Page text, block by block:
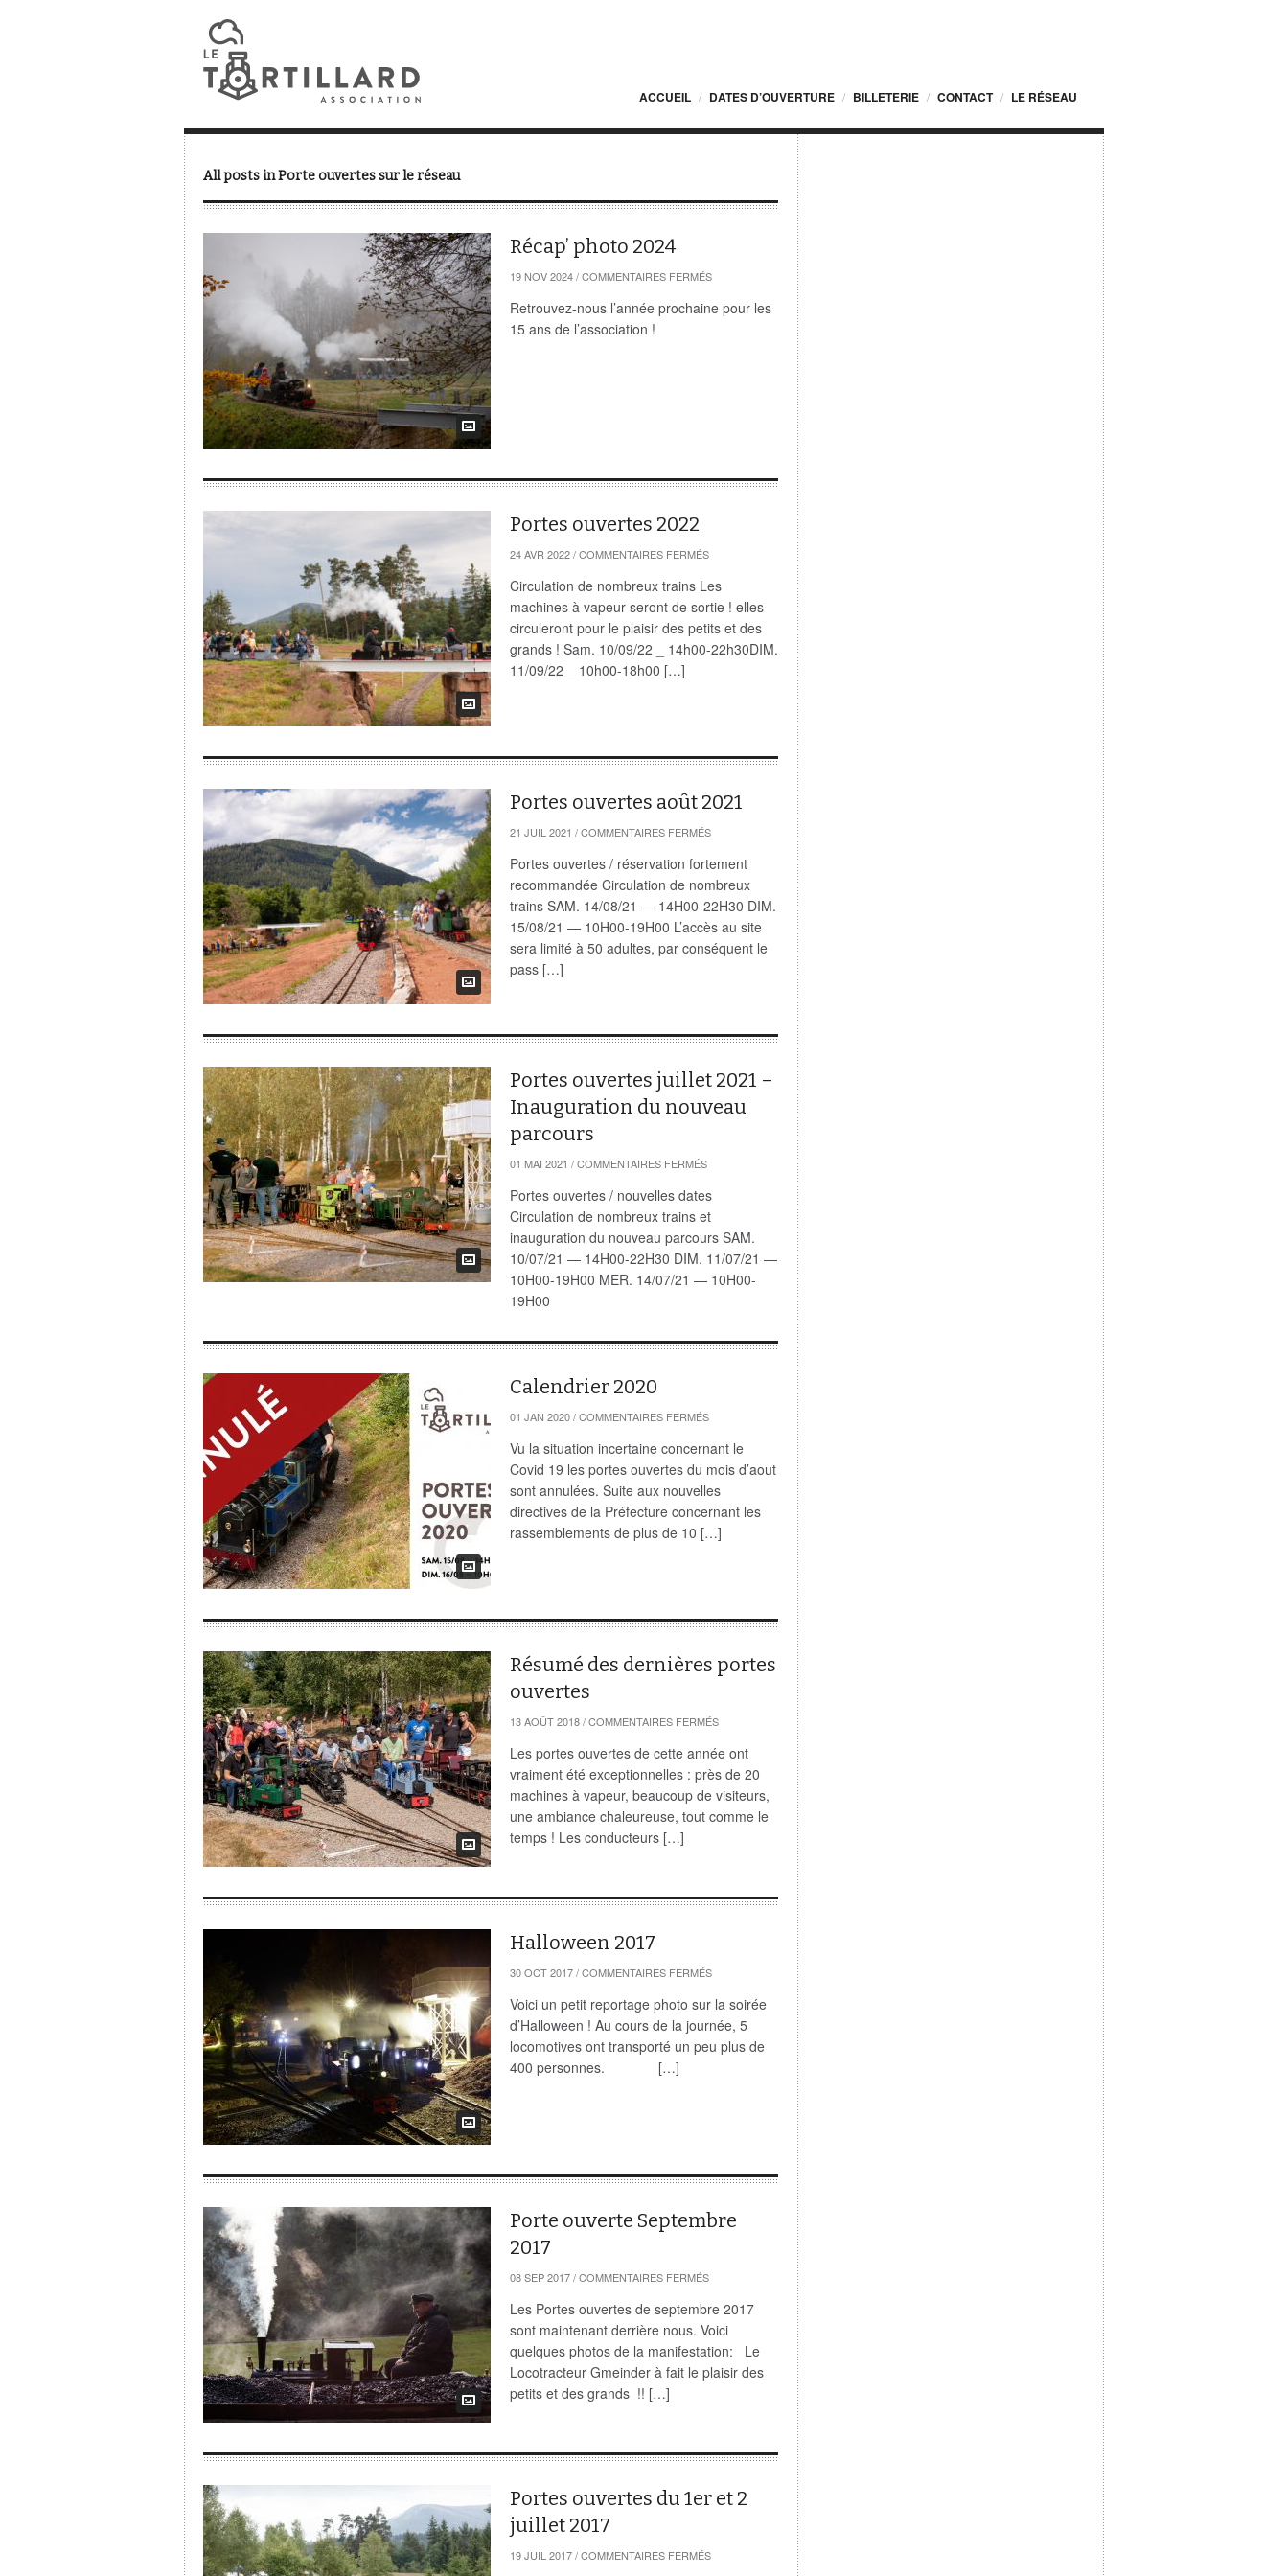
ACCUEIL DATES D’OUVERTURE BILLETERIE CONTACT LE RÉSEAU
All posts in Porte ouvertes sur le réseau
Récap’ photo 2024
19 NOV 2024/COMMENTAIRES FERMÉSSUR
2024
Retrouvez-nous l’année prochaine pour les
15 ans de l’association !
Portes ouvertes 2022
24 AVR 2022/COMMENTAIRES FERMÉSSUR
2022
Circulation de nombreux trains Les
machines à vapeur seront de sortie ! elles
circuleront pour le plaisir des petits et des
grands ! Sam. 10/09/22 _ 14h00-22h30DIM.
11/09/22 _ 10h00-18h00 […]
Portes ouvertes août 2021
21 JUIL 2021 /COMMENTAIRES FERMÉSSUR
OUVERTES
AOÛT
2021
Portes ouvertes / réservation fortement
recommandée Circulation de nombreux
trains SAM. 14/08/21 — 14H00-22H30 DIM.
15/08/21 — 10H00-19H00 L’accès au site
sera limité à 50 adultes, par conséquent le
pass […]
Portes ouvertes juillet 2021 –
Inauguration du nouveau
parcours
01 MAI 2021 /COMMENTAIRES FERMÉSSUR
JUILLET
2021
INAUGURATION
DU
PARCOURS
Portes ouvertes / nouvelles dates
Circulation de nombreux trains et
inauguration du nouveau parcours SAM.
10/07/21 — 14H00-22H30 DIM. 11/07/21 —
10H00-19H00 MER. 14/07/21 — 10H00-
19H00
Calendrier 2020
01 JAN 2020/COMMENTAIRES FERMÉSSUR
2020
Vu la situation incertaine concernant le
Covid 19 les portes ouvertes du mois d’aout
sont annulées. Suite aux nouvelles
directives de la Préfecture concernant les
rassemblements de plus de 10 […]
Résumé des dernières portes
ouvertes
13 AOÛT 2018/COMMENTAIRES FERMÉSSUR
DERNIÈRES
PORTES
Les portes ouvertes de cette année ont
vraiment été exceptionnelles : près de 20
machines à vapeur, beaucoup de visiteurs,
une ambiance chaleureuse, tout comme le
temps ! Les conducteurs […]
Halloween 2017
30 OCT 2017/COMMENTAIRES FERMÉSSUR
2017
Voici un petit reportage photo sur la soirée
d’Halloween ! Au cours de la journée, 5
locomotives ont transporté un peu plus de
400 personnes. […]
Porte ouverte Septembre
2017
08 SEP 2017/COMMENTAIRES FERMÉSSUR
OUVERTE
SEPTEMBRE
2017
Les Portes ouvertes de septembre 2017
sont maintenant derrière nous. Voici
quelques photos de la manifestation: Le
Locotracteur Gmeinder à fait le plaisir des
petits et des grands !! […]
Portes ouvertes du 1er et 2
juillet 2017
19 JUIL 2017/COMMENTAIRES FERMÉSSUR